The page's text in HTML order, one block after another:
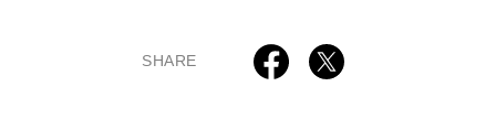
SHARE